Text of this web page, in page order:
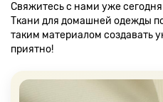
Свяжитесь с нами уже
Ткани для домашней одежды
таким материалом создавать
приятно!